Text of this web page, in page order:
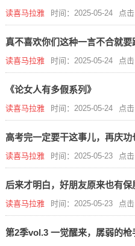
读喜马拉雅 时间：2025-05-24 点
真不喜欢你们这种一言不合就要
读喜马拉雅 时间：2025-05-24 点
《论女人有多假系列》
读喜马拉雅 时间：2025-05-24 点
高考完一定要干这事儿，再庆功
读喜马拉雅 时间：2025-05-23 点
后来才明白，好朋友原来也有保
读喜马拉雅 时间：2025-05-23 点
第2季vol.3 一觉醒来，孱弱的枪